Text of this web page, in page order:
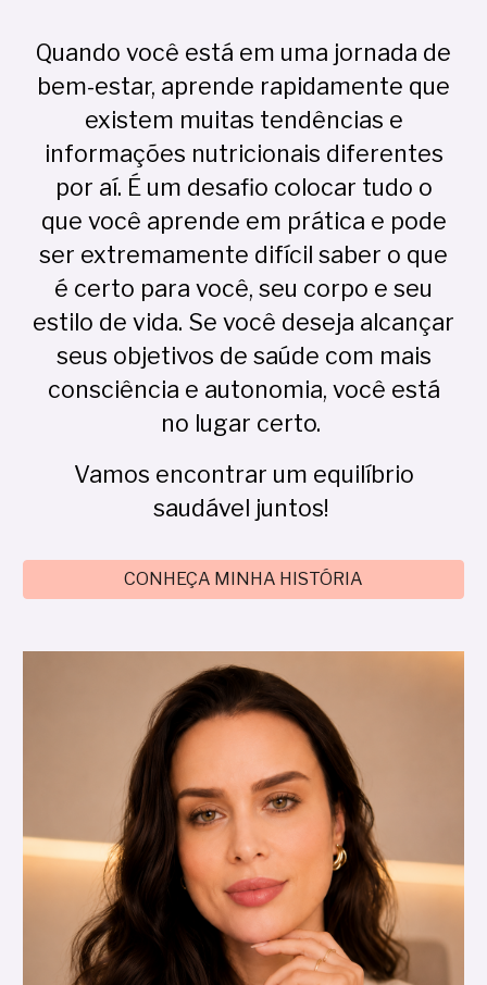
Quando você está em uma jornada de
bem-estar, aprende rapidamente que
existem muitas tendências e
informações nutricionais diferentes
por aí. É um desafio colocar tudo o
que você aprende em prática e pode
ser extremamente difícil saber o que
é certo para você, seu corpo e seu
estilo de vida. Se você deseja alcançar
seus objetivos de saúde com mais
consciência e autonomia, você está
no lugar certo.
Vamos encontrar um equilíbrio
saudável juntos!
CONHEÇA MINHA HISTÓRIA